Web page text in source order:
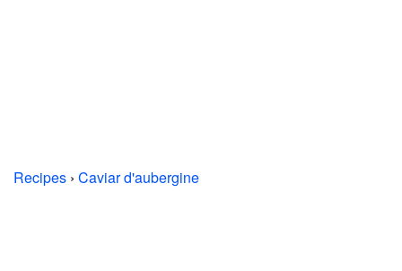
Recipes › Caviar d'aubergine